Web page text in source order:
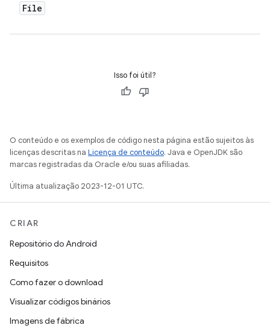
File
Isso foi útil?
O conteúdo e os exemplos de código nesta página estão sujeitos às
licenças descritas na Licença de conteúdo. Java e OpenJDK são
marcas registradas da Oracle e/ou suas afiliadas.
Última atualização 2023-12-01 UTC.
CRIAR
Repositório do Android
Requisitos
Como fazer o download
Visualizar códigos binários
Imagens de fábrica